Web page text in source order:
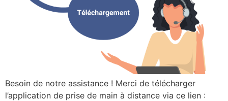
Besoin de notre assistance ! Merci de télécharger
l’application de prise de main à distance via ce lien :